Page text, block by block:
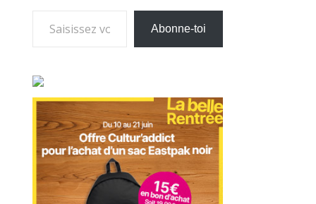
Saisissez votre adresse e-mail…
Abonne-toi